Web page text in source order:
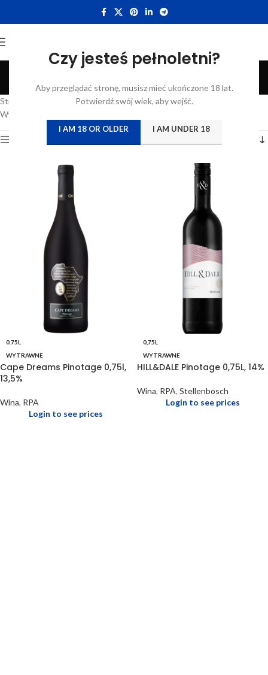
Czy jesteś pełnoletni?
Aby przeglądać stronę, musisz mieć ukończone 18 lat.
Potwierdź swój wiek, aby wejść.
I AM 18 OR OLDER I AM UNDER 18
Pinotage
Categories
Strona główna
Atrybut produktu: Szczep /Pinotage
Wyświetlanie wszystkich wyników: 2
0.75L
WYTRAWNE
Cape Dreams Pinotage 0,75l,
13,5%
Wina, RPA
Login to see prices
0,75L
WYTRAWNE
HILL&DALE Pinotage 0,75L, 14%
Wina, RPA, Stellenbosch
Login to see prices